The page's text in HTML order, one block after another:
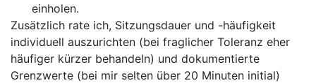
einholen.
Zusätzlich rate ich, Sitzungsdauer und‍ -häufigkeit
individuell auszurichten (bei fraglicher Toleranz eher
häufiger kürzer behandeln) und dokumentierte
Grenzwerte (bei mir ​selten⁢ über 20 Minuten initial)